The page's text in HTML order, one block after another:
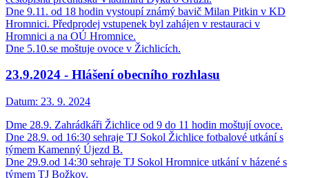
Dne 9.11. od 18 hodin vystoupí známý bavič Milan Pitkin v KD
Hromnici. Předprodej vstupenek byl zahájen v restauraci v
Hromnici a na OÚ Hromnice.
Dne 5.10.se moštuje ovoce v Žichlicích.
23.9.2024 - Hlášení obecního rozhlasu
Datum: 23. 9. 2024
Dme 28.9. Zahrádkáři Žichlice od 9 do 11 hodin moštují ovoce.
Dne 28.9. od 16:30 sehraje TJ Sokol Žichlice fotbalové utkání s
týmem Kamenný Újezd B.
Dne 29.9.od 14:30 sehraje TJ Sokol Hromnice utkání v házené s
týmem TJ Božkov.